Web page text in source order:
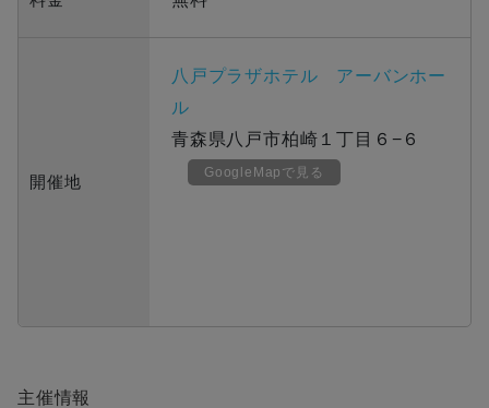
開催地
八戸プラザホテル アーバンホー
ル
青森県八戸市柏崎１丁目６−６
GoogleMapで見る
主催情報